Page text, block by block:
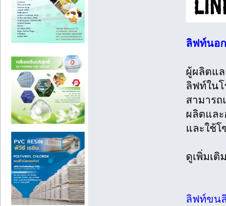
ลิฟท์นอ
ผู้ผลิตแ
ลิฟท์ใน
สามาร
ผลิตแล
และใช้โ
ดูเพิ่มเติ
ลิฟท์ขน